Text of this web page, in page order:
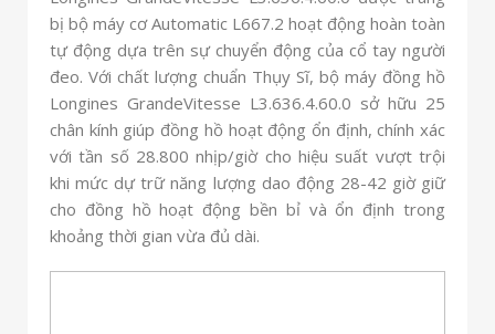
bị bộ máy cơ Automatic L667.2 hoạt động hoàn toàn
tự động dựa trên sự chuyển động của cổ tay người
đeo. Với chất lượng chuẩn Thụy Sĩ, bộ máy đồng hồ
Longines GrandeVitesse L3.636.4.60.0 sở hữu 25
chân kính giúp đồng hồ hoạt động ổn định, chính xác
với tần số 28.800 nhịp/giờ cho hiệu suất vượt trội
khi mức dự trữ năng lượng dao động 28-42 giờ giữ
cho đồng hồ hoạt động bền bỉ và ổn định trong
khoảng thời gian vừa đủ dài.